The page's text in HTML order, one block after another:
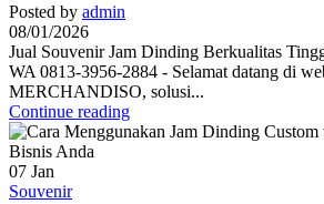
Posted by admin
08/01/2026
Jual Souvenir Jam Dinding Berkualitas
WA 0813-3956-2884 - Selamat datang di
MERCHANDISO, solusi...
Continue reading
07 Jan
Souvenir